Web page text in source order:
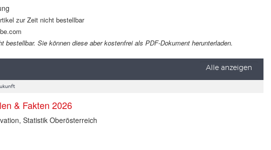
zur Zeit nicht bestellbar
bestellbar. Sie können diese aber kostenfrei als PDF-Dokument herunterladen.
Alle anzeigen
& Fakten 2026
Statistik Oberösterreich